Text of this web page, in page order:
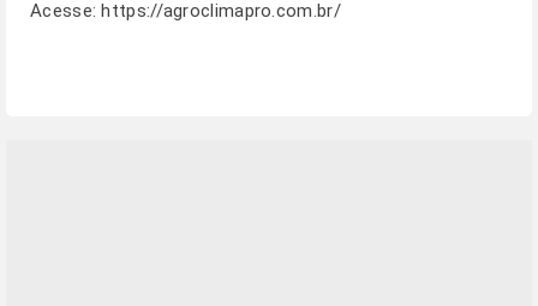
Acesse:https://agroclimapro.com.br/